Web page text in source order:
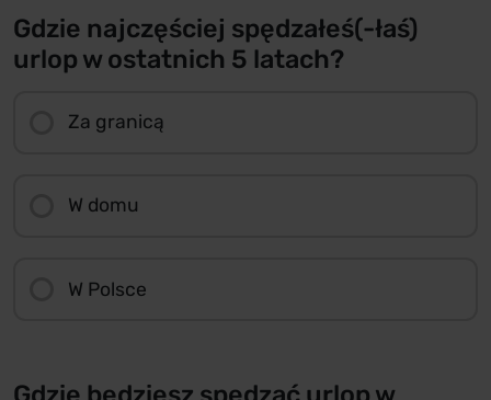
Gdzie najczęściej spędzałeś(-łaś)
urlop w ostatnich 5 latach?
Za granicą
W domu
W Polsce